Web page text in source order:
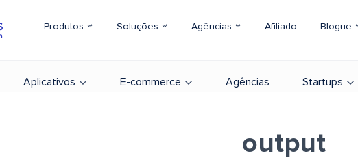
Produtos Soluções Agências Afiliado Blogue
Aplicativos E-commerce Agências Startups
output